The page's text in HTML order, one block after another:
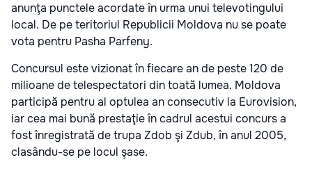
anunţa punctele acordate în urma unui televotingului
local. De pe teritoriul Republicii Moldova nu se poate
vota pentru Pasha Parfeny.
Concursul este vizionat în fiecare an de peste 120 de
milioane de telespectatori din toată lumea. Moldova
participă pentru al optulea an consecutiv la Eurovision,
iar cea mai bună prestaţie în cadrul acestui concurs a
fost înregistrată de trupa Zdob şi Zdub, în anul 2005,
clasându-se pe locul şase.